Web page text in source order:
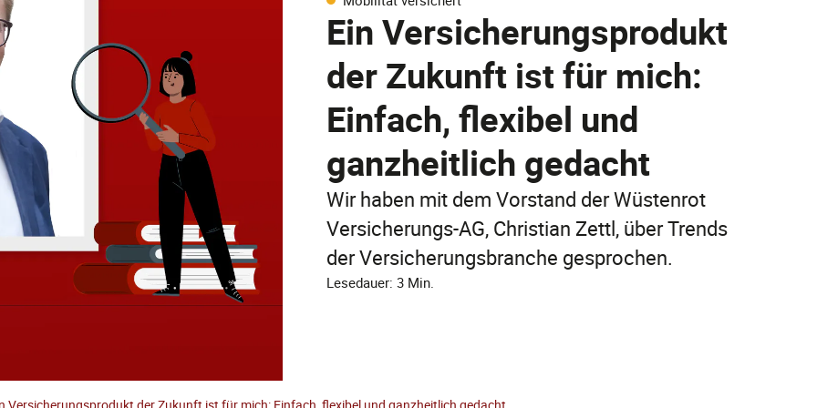
Jetzt online abschließen!
Jetzt entdecken
Ein Versicherungsprodukt
der Zukunft ist für mich:
Einfach, flexibel und
ganzheitlich gedacht
Wir haben mit dem Vorstand der Wüstenrot
Versicherungs-AG, Christian Zettl, über Trends
der Versicherungsbranche gesprochen.
Lesedauer: 3 Min.